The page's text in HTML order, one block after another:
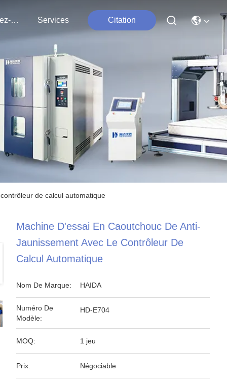
Contactez-Nous Services Citation
de calcul automatique
Machine D'essai En Caoutchouc De Anti-
Jaunissement Avec Le Contrôleur De
Calcul Automatique
Nom De Marque: HAIDA
Numéro De
Modèle:
HD-E704
MOQ: 1 jeu
Prix: Négociable